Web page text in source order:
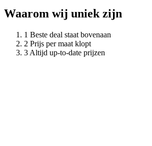
Waarom wij uniek zijn
Beste deal staat bovenaan
Prijs per maat klopt
Altijd up-to-date prijzen